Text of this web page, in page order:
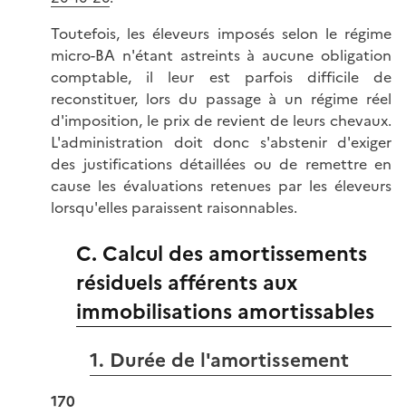
Toutefois, les éleveurs imposés selon le régime
micro-BA n'étant astreints à aucune obligation
comptable, il leur est parfois difficile de
reconstituer, lors du passage à un régime réel
d'imposition, le prix de revient de leurs chevaux.
L'administration doit donc s'abstenir d'exiger
des justifications détaillées ou de remettre en
cause les évaluations retenues par les éleveurs
lorsqu'elles paraissent raisonnables.
C. Calcul des amortissements
résiduels afférents aux
immobilisations amortissables
1. Durée de l'amortissement
170